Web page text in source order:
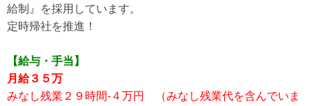
給制』を採用しています。
定時帰社を推進！
【給与・手当】
月給３５万
みなし残業２９時間-４万円 （みなし残業代を含んでいま